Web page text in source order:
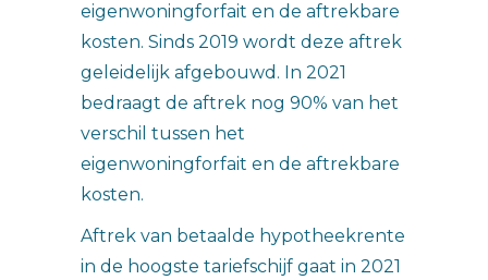
eigenwoningforfait en de aftrekbare
kosten. Sinds 2019 wordt deze aftrek
geleidelijk afgebouwd. In 2021
bedraagt de aftrek nog 90% van het
verschil tussen het
eigenwoningforfait en de aftrekbare
kosten.
Aftrek van betaalde hypotheekrente
in de hoogste tariefschijf gaat in 2021